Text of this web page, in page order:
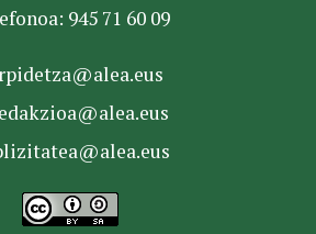
945 71 60 09